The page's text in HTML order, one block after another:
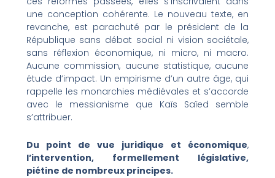
une conception cohérente. Le nouveau texte, en
revanche, est parachuté par le président de la
République sans débat social ni vision sociétale,
sans réflexion économique, ni micro, ni macro.
Aucune commission, aucune statistique, aucune
étude d’impact. Un empirisme d’un autre âge, qui
rappelle les monarchies médiévales et s’accorde
avec le messianisme que Kaïs Saïed semble
s’attribuer.
Du point de vue juridique et économique,
l’intervention, formellement législative,
piétine de nombreux principes.